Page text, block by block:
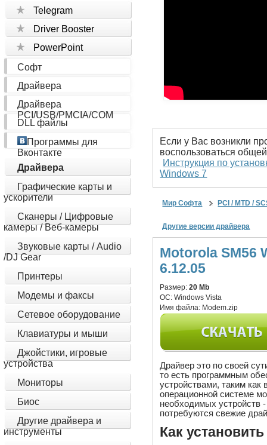
Telegram
Driver Booster
PowerPoint
Софт
Драйвера
Драйвера
PCI/USB/PMCIA/COM
DLL файлы
Программы для
Вконтакте
Драйвера
Графические карты и
ускорители
Сканеры / Цифровые
камеры / Веб-камеры
Звуковые карты / Audio
/DJ Gear
Принтеры
Модемы и факсы
Сетевое оборудование
Клавиатуры и мыши
Джойстики, игровые
устройства
Мониторы
Биос
Другие драйвера и
инструменты
Если у Вас возникли
воспользоваться
Инструкция по
Windows 7
Мир Софта PCI / MTD /
Другие версии драйвера
Motorola SM56
6.12.05
Размер:20 Mb
ОС:Windows Vista
Имя файла: Modem.zip
Драйвер это по своей
то есть программным
устройствами, таким
операционной системе
необходимых устройств
потребуются свежие
Как